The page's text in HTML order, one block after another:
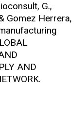
G.,
Gomez Herrera,
AND